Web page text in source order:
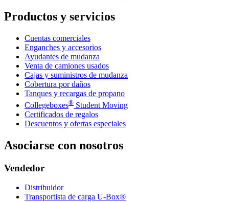
Productos y servicios
Cuentas comerciales
Enganches y accesorios
Ayudantes de mudanza
Venta de camiones usados
Cajas y suministros de mudanza
Cobertura por daños
Tanques y recargas de propano
Collegeboxes® Student Moving
Certificados de regalos
Descuentos y ofertas especiales
Asociarse con nosotros
Vendedor
Distribuidor
Transportista de carga U-Box®